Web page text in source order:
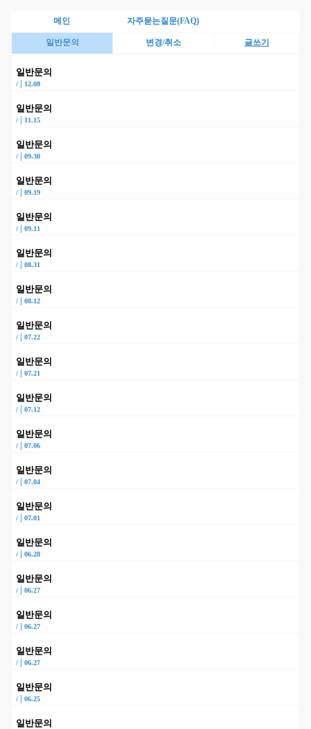
메인 자주묻는질문(FAQ)
일반문의 변경/취소 글쓰기
일반문의
/ 12.08
일반문의
/ 11.15
일반문의
/ 09.30
일반문의
/ 09.19
일반문의
/ 09.11
일반문의
/ 08.31
일반문의
/ 08.12
일반문의
/ 07.22
일반문의
/ 07.21
일반문의
/ 07.12
일반문의
/ 07.06
일반문의
/ 07.04
일반문의
/ 07.01
일반문의
/ 06.28
일반문의
/ 06.27
일반문의
/ 06.27
일반문의
/ 06.27
일반문의
/ 06.25
일반문의